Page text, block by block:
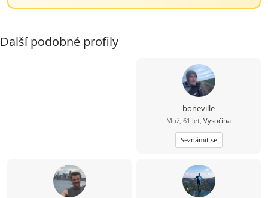
Další podobné profily
boneville
Muž, 61 let, Vysočina
Seznámit se